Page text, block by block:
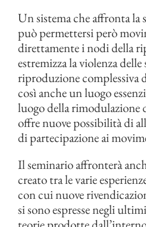
Un sistema che affronta la
può permettersi però
direttamente i nodi della
estremizza la violenza
riproduzione complessiva
così anche un luogo
luogo della rimodulazione
offre nuove possibilità di
di partecipazione ai
Il seminario affronterà
creato tra le varie
con cui nuove
si sono espresse negli